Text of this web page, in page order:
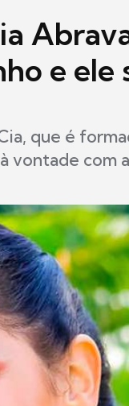
e ele
que é
vontade com